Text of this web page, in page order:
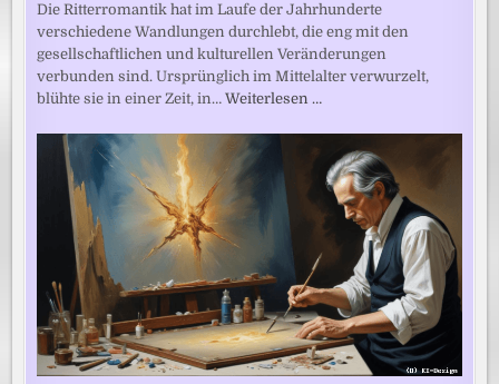
Die Ritterromantik hat im Laufe der Jahrhunderte
verschiedene Wandlungen durchlebt, die eng mit den
gesellschaftlichen und kulturellen Veränderungen
verbunden sind. Ursprünglich im Mittelalter verwurzelt,
blühte sie in einer Zeit, in…Weiterlesen …